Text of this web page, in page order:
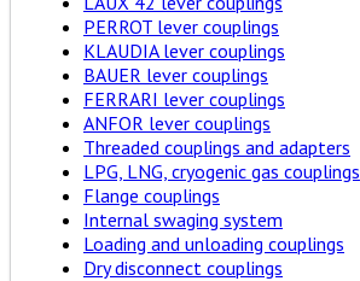
PERROT lever couplings
KLAUDIA lever couplings
BAUER lever couplings
FERRARI lever couplings
ANFOR lever couplings
Threaded couplings and adapters
LPG, LNG, cryogenic gas couplings
Flange couplings
Internal swaging system
Loading and unloading couplings
Dry disconnect couplings